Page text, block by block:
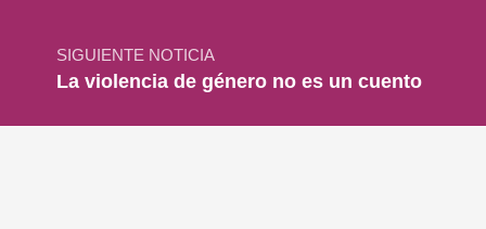
SIGUIENTE NOTICIA
La violencia de género no es un cuento